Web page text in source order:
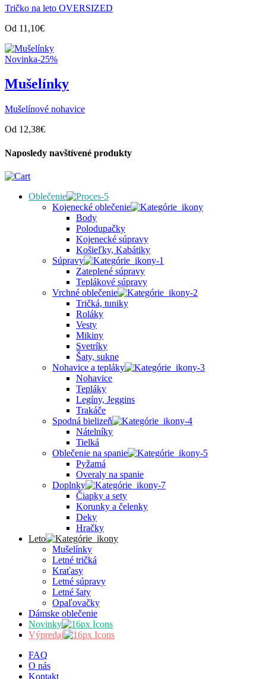
Tričko na leto OVERSIZED
Od 11,10€
Novinka-25%
Mušelínky
Mušelínové nohavice
Od 12,38€
Naposledy navštívené produkty
Oblečenie
Kojenecké oblečenie
Body
Polodupačky
Kojenecké súpravy
Košieľky, Kabátiky
Súpravy
Zateplené súpravy
Teplákové súpravy
Vrchné oblečenie
Tričká, tuniky
Roláky
Vesty
Mikiny
Svetríky
Šaty, sukne
Nohavice a tepláky
Nohavice
Tepláky
Legíny, Jeggins
Trakáče
Spodná bielizeň
Nátelníky
Tielká
Oblečenie na spanie
Pyžamá
Overaly na spanie
Doplnky
Čiapky a sety
Korunky a čelenky
Deky
Hračky
Leto
Mušelínky
Letné tričká
Kraťasy
Letné súpravy
Letné šaty
Opaľovačky
Dámske oblečenie
Novinky
Výpredaj
FAQ
O nás
Kontakt